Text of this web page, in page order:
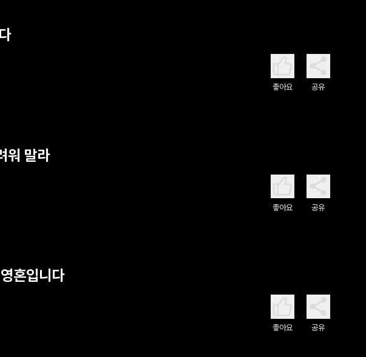
좋아요 공유
워 말라
좋아요 공유
혼입니다
좋아요 공유